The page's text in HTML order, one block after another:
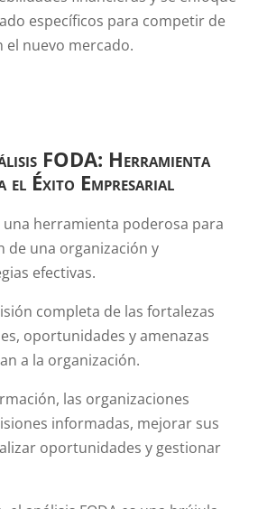
específicos para competir de
el nuevo mercado.
FODA: Herramienta
el Éxito Empresarial
una herramienta poderosa para
de una organización y
efectivas.
completa de las fortalezas
oportunidades y amenazas
a la organización.
las organizaciones
informadas, mejorar sus
oportunidades y gestionar